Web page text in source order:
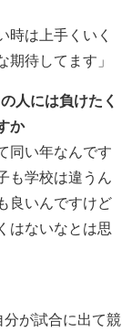
時は上手くいく
期待してます」
人には負けたく
か
同い年なんです
も学校は違うん
良いんですけど
はないなとは思
分が試合に出て競